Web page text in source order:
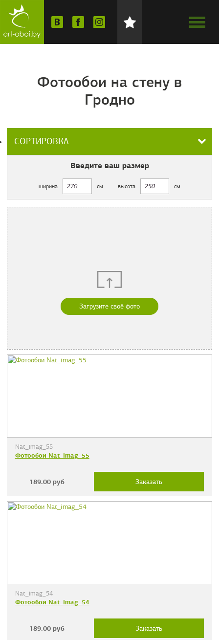
Фотообои на стену в
Гродно
СОРТИРОВКА
Введите ваш размер
ширина см высота см
Загрузите своё фото
Nat_imag_55
Фотообои Nat_imag_55
189.00 руб Заказать
Nat_imag_54
Фотообои Nat_imag_54
189.00 руб Заказать